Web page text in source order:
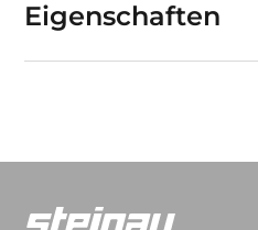
Eigenschaften